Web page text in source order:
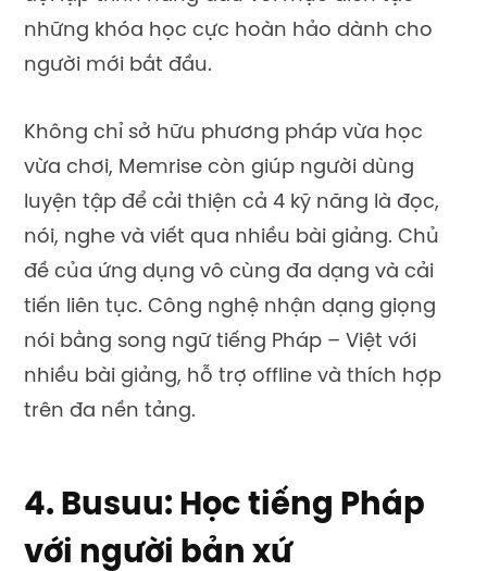
những khóa học cực hoàn hảo dành cho
người mới bắt đầu.
Không chỉ sở hữu phương pháp vừa học
vừa chơi, Memrise còn giúp người dùng
luyện tập để cải thiện cả 4 kỹ năng là đọc,
nói, nghe và viết qua nhiều bài giảng. Chủ
đề của ứng dụng vô cùng đa dạng và cải
tiến liên tục. Công nghệ nhận dạng giọng
nói bằng song ngữ tiếng Pháp – Việt với
nhiều bài giảng, hỗ trợ offline và thích hợp
trên đa nền tảng.
4. Busuu: Học tiếng Pháp
với người bản xứ